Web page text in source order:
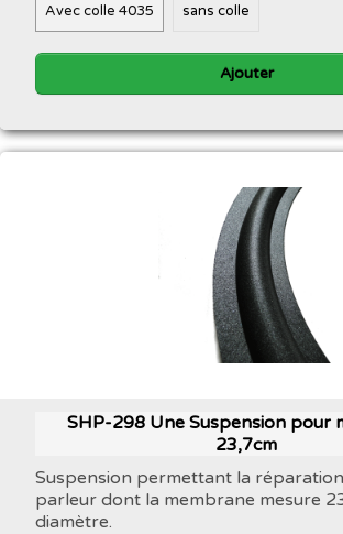
Avec colle 4035 sans colle
Ajouter
SHP-298 Une Suspension pour
23,7cm
Suspension permettant la
parleur dont la membrane mesure
diamètre.